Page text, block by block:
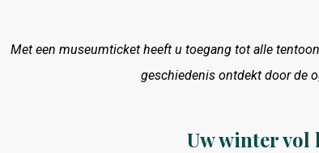
Met een museumticket heeft u toegang tot alle
geschiedenis ontdekt door de
Uw winter